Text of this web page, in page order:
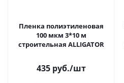
Пленка полиэтиленовая
100 мкм 3*10 м
строительная ALLIGATOR
435 руб./шт